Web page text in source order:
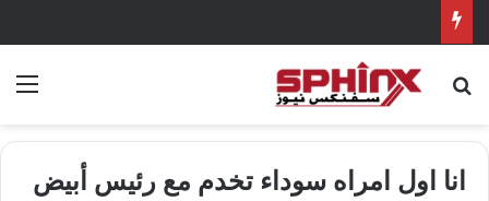
بحث عن
انا اول امراه سوداء تخدم مع رئيس أبيض